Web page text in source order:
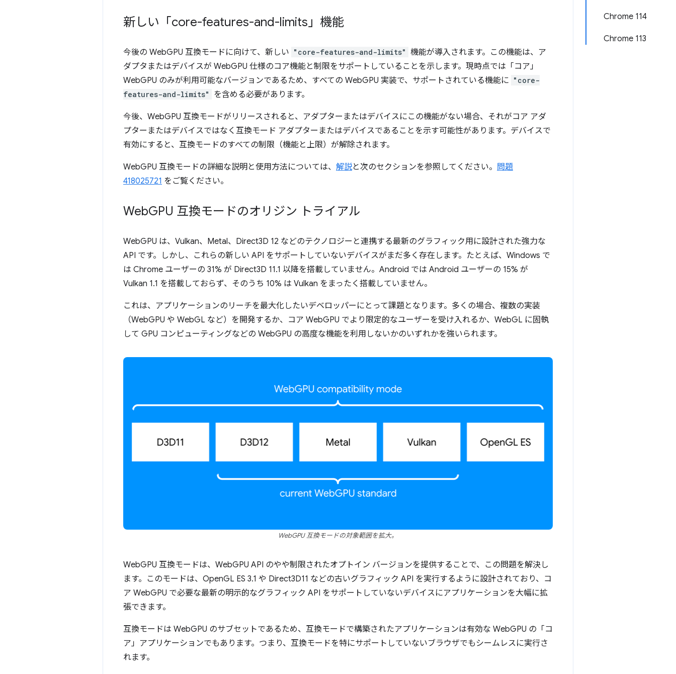
Chrome 114
Chrome 113
新しい「core-features-and-limits」機能
今後の WebGPU 互換モードに向けて、新しい "core-features-and-limits" 機能が導入されます。この機能は、ア
ダプタまたはデバイスが WebGPU 仕様のコア機能と制限をサポートしていることを示します。現時点では「コア」
WebGPU のみが利用可能なバージョンであるため、すべての WebGPU 実装で、サポートされている機能に "core-
features-and-limits"
を含める必要があります。
今後、WebGPU 互換モードがリリースされると、アダプターまたはデバイスにこの機能がない場合、それがコア アダ
プターまたはデバイスではなく互換モード アダプターまたはデバイスであることを示す可能性があります。デバイスで
有効にすると、互換モードのすべての制限（機能と上限）が解除されます。
WebGPU 互換モードの詳細な説明と使用方法については、 解説と次のセクションを参照してください。 問題
418025721 をご覧ください。
WebGPU 互換モードのオリジン トライアル
WebGPU は、Vulkan、Metal、Direct3D 12 などのテクノロジーと連携する最新のグラフィック用に設計された強力な
API です。しかし、これらの新しい API をサポートしていないデバイスがまだ多く存在します。たとえば、Windows で
は Chrome ユーザーの 31% が Direct3D 11.1 以降を搭載していません。Android では Android ユーザーの 15% が
Vulkan 1.1 を搭載しておらず、そのうち 10% は Vulkan をまったく搭載していません。
これは、アプリケーションのリーチを最大化したいデベロッパーにとって課題となります。多くの場合、複数の実装
（WebGPU や WebGL など）を開発するか、コア WebGPU でより限定的なユーザーを受け入れるか、WebGL に固執
して GPU コンピューティングなどの WebGPU の高度な機能を利用しないかのいずれかを強いられます。
WebGPU 互換モードの対象範囲を拡大。
WebGPU 互換モードは、WebGPU API のやや制限されたオプトイン バージョンを提供することで、この問題を解決し
ます。このモードは、OpenGL ES 3.1 や Direct3D11 などの古いグラフィック API を実行するように設計されており、コ
ア WebGPU で必要な最新の明示的なグラフィック API をサポートしていないデバイスにアプリケーションを大幅に拡
張できます。
互換モードは WebGPU のサブセットであるため、互換モードで構築されたアプリケーションは有効な WebGPU の「コ
ア」アプリケーションでもあります。つまり、互換モードを特にサポートしていないブラウザでもシームレスに実行さ
れます。